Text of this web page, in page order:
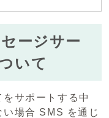
ージサー
いて
サポートする中
場合 SMS を通じ